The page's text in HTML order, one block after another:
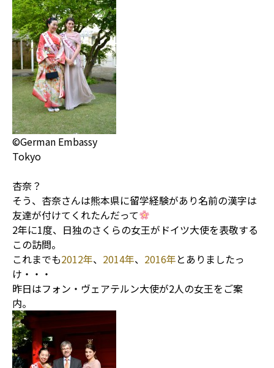
©German Embassy
Tokyo
杏奈？
そう、杏奈さんは熊本県に留学経験があり名前の漢字は
友達が付けてくれたんだって
2年に1度、日独のさくらの女王がドイツ大使を表敬する
この訪問。
これまでも2012年、 2014年、 2016年とありましたっ
け・・・
昨日はフォン・ヴェアテルン大使が2人の女王をご案
内。